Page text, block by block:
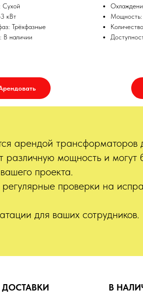
Сухой
кВт
Трёхфазные
В наличии
арендой трансформаторов
мощность и могут
проекта.
проверки на
для ваших сотрудников.
В